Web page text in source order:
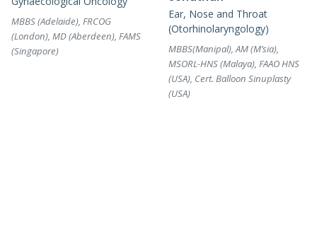
MBBS (Adelaide), FRCOG
(London), MD (Aberdeen), FAMS
(Singapore)
Ear, Nose and Throat
(Otorhinolaryngology)
MBBS(Manipal), AM (M’sia),
MSORL-HNS (Malaya), FAAO HNS
(USA), Cert. Balloon Sinuplasty
(USA)